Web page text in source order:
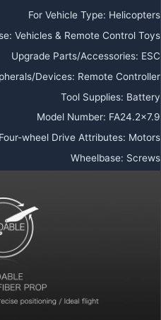
For Vehicle Type: Helicopters
: Vehicles & Remote Control Toys
Upgrade Parts/Accessories: ESC
Devices: Remote Controller
Tool Supplies: Battery
Model Number: FA24.2×7.9
Four-wheel Drive Attributes: Motors
Wheelbase: Screws